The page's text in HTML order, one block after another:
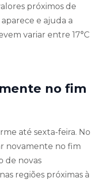
próximos de
e ajuda a
variar entre 17°C
no fim
até sexta-feira. No
novamente no fim
de novas
regiões próximas à